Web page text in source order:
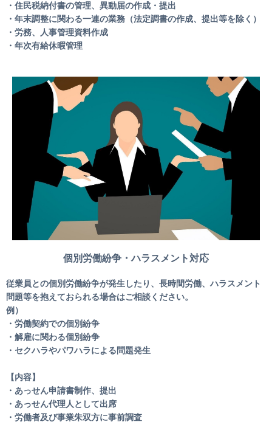
・住民税納付書の管理、異動届の作成・提出
・年末調整に関わる一連の業務（法定調書の作成、提出等を除く）
・労務、人事管理資料作成
・年次有給休暇管理
個別労働紛争・ハラスメント対応
従業員との個別労働紛争が発生したり、長時間労働、ハラスメント
問題等を抱えておられる場合はご相談ください。
例）
・労働契約での個別紛争
・解雇に関わる個別紛争
・セクハラやパワハラによる問題発生
【内容】
・あっせん申請書制作、提出
・あっせん代理人として出席
・労働者及び事業朱双方に事前調査